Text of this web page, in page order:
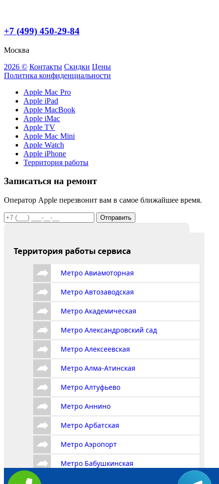
+7 (499) 450-29-84
Москва
2026 © Контакты Скидки Цены
Политика конфиденциальности
Apple Mac Pro
Apple iPad
Apple MacBook
Apple iMac
Apple TV
Apple Mac Mini
Apple Watch
Apple iPhone
Территория работы
Записаться на ремонт
Оператор Apple перезвонит вам в самое ближайшее время.
Отправить
Территория работы сервиса
Метро Авиамоторная
Метро Автозаводская
Метро Академическая
Метро Александровский сад
Метро Алексеевская
Метро Алма-Атинская
Метро Алтуфьево
Метро Аннино
Метро Арбатская
Метро Аэропорт
Метро Бабушкинская